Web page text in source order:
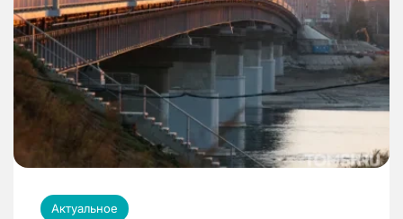
Актуальное